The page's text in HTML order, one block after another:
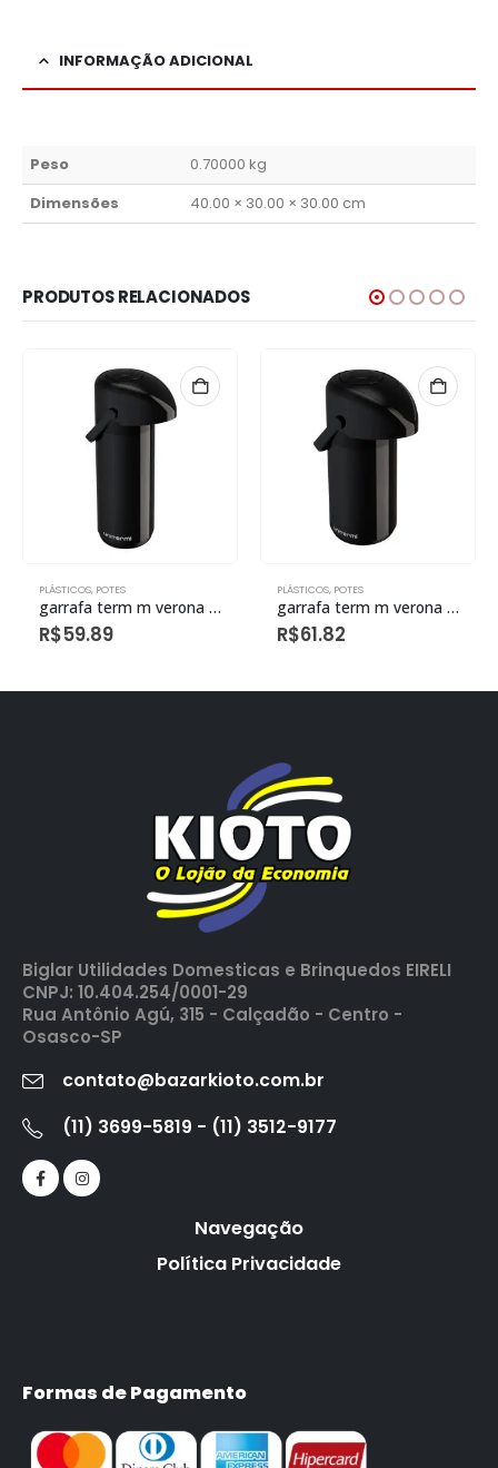
INFORMAÇÃO ADICIONAL
Peso
0.70000 kg
Dimensões
40.00 × 30.00 × 30.00 cm
PRODUTOS RELACIONADOS
PLÁSTICOS, POTES
garrafa term m verona pressao 1,0l preta eco
R$59.89
PLÁSTICOS, POTES
garrafa term m verona pressao 600ml preta eco
R$61.82
Biglar Utilidades Domesticas e Brinquedos EIRELI
CNPJ: 10.404.254/0001-29
Rua Antônio Agú, 315 - Calçadão - Centro -
Osasco-SP
contato@bazarkioto.com.br
(11) 3699-5819 - (11) 3512-9177
Navegação
Política Privacidade
Formas de Pagamento